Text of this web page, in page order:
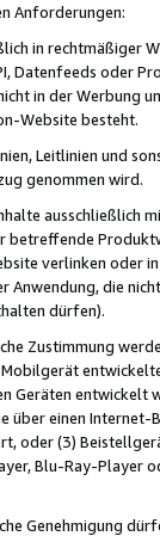
Anforderungen:
in rechtmäßiger
Datenfeeds oder
in der Werbung
Website besteht.
Leitlinien und
genommen wird.
ausschließlich
betreffende
verlinken oder
Anwendung, die
dürfen).
Zustimmung
Geräten
einen
oder (3)
Blu-Ray-Player
Genehmigung